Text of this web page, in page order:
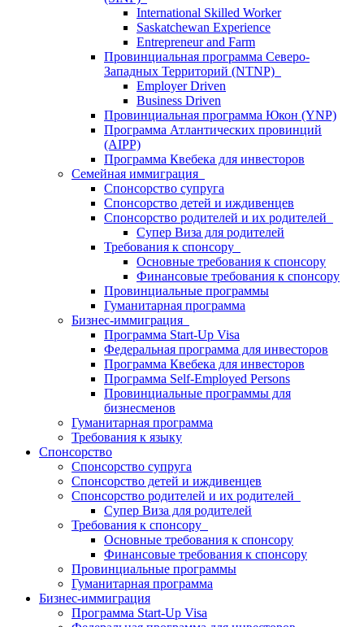
International Skilled Worker
Saskatchewan Experience
Entrepreneur and Farm
Провинциальная программа Северо-
Западных Территорий (NTNP)
Employer Driven
Business Driven
Провинциальная программа Юкон (YNP)
Программа Атлантических провинций
(AIPP)
Программа Квебека для инвесторов
Семейная иммиграция
Спонсорство супруга
Спонсорство детей и иждивенцев
Спонсорство родителей и их родителей
Супер Виза для родителей
Требования к спонсору
Основные требования к спонсору
Финансовые требования к спонсору
Провинциальные программы
Гуманитарная программа
Бизнес-иммиграция
Программа Start-Up Visa
Федеральная программа для инвесторов
Программа Квебека для инвесторов
Программа Self-Employed Persons
Провинциальные программы для
бизнесменов
Гуманитарная программа
Требования к языку
Спонсорство
Спонсорство супруга
Спонсорство детей и иждивенцев
Спонсорство родителей и их родителей
Супер Виза для родителей
Требования к спонсору
Основные требования к спонсору
Финансовые требования к спонсору
Провинциальные программы
Гуманитарная программа
Бизнес-иммиграция
Программа Start-Up Visa